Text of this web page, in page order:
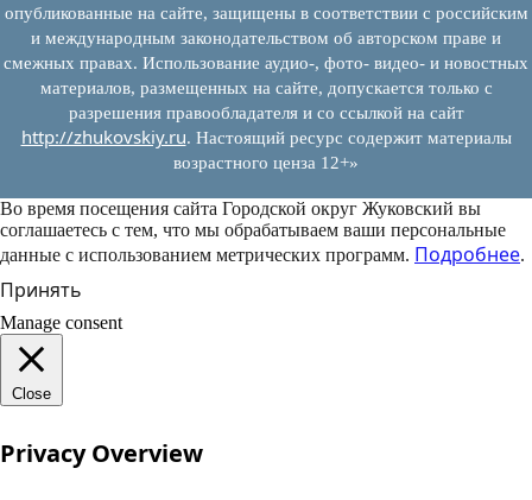
опубликованные на сайте, защищены в соответствии с российским
и международным законодательством об авторском праве и
смежных правах. Использование аудио-, фото- видео- и новостных
материалов, размещенных на сайте, допускается только с
разрешения правообладателя и со ссылкой на сайт
http://zhukovskiy.ru. Настоящий ресурс содержит материалы
возрастного ценза 12+»
Во время посещения сайта Городской округ Жуковский вы
соглашаетесь с тем, что мы обрабатываем ваши персональные
данные с использованием метрических программ. Подробнее.
Принять
Manage consent
Close
Privacy Overview